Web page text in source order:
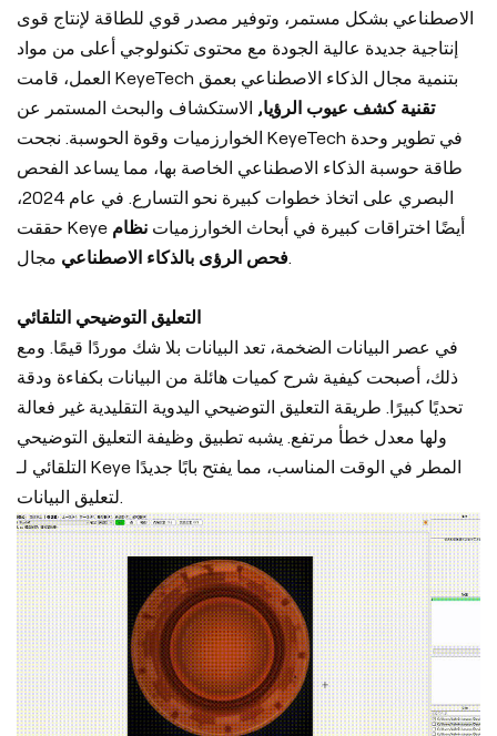
الاصطناعي بشكل مستمر، وتوفير مصدر قوي للطاقة لإنتاج قوى
إنتاجية جديدة عالية الجودة مع محتوى تكنولوجي أعلى من مواد
العمل، قامت KeyeTech بتنمية مجال الذكاء الاصطناعي بعمق
تقنية كشف عيوب الرؤيا,
الاستكشاف والبحث المستمر عن
الخوارزميات وقوة الحوسبة. نجحت KeyeTech في تطوير وحدة
طاقة حوسبة الذكاء الاصطناعي الخاصة بها، مما يساعد الفحص
البصري على اتخاذ خطوات كبيرة نحو التسارع. في عام 2024،
حققت Keye أيضًا اختراقات كبيرة في أبحاث الخوارزميات نظام
فحص الرؤى بالذكاء الاصطناعيمجال.
التعليق التوضيحي التلقائي
في عصر البيانات الضخمة، تعد البيانات بلا شك موردًا قيمًا. ومع
ذلك، أصبحت كيفية شرح كميات هائلة من البيانات بكفاءة ودقة
تحديًا كبيرًا. طريقة التعليق التوضيحي اليدوية التقليدية غير فعالة
ولها معدل خطأ مرتفع. يشبه تطبيق وظيفة التعليق التوضيحي
التلقائي لـ Keye المطر في الوقت المناسب، مما يفتح بابًا جديدًا
لتعليق البيانات.